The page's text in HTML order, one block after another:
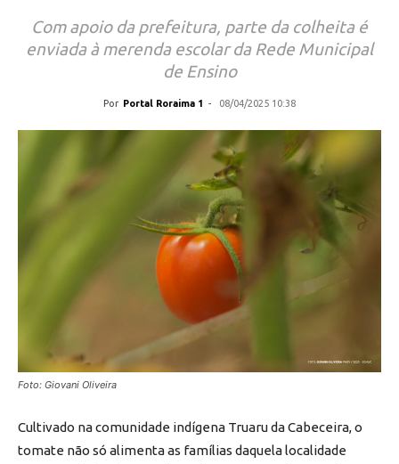
Com apoio da prefeitura, parte da colheita é
enviada à merenda escolar da Rede Municipal
de Ensino
Por Portal Roraima 1 - 08/04/2025 10:38
Foto: Giovani Oliveira
Cultivado na comunidade indígena Truaru da Cabeceira, o
tomate não só alimenta as famílias daquela localidade